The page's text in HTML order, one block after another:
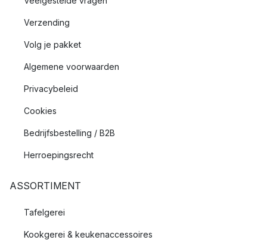
Verzending
Volg je pakket
Algemene voorwaarden
Privacybeleid
Cookies
Bedrijfsbestelling / B2B
Herroepingsrecht
ASSORTIMENT
Tafelgerei
Kookgerei & keukenaccessoires